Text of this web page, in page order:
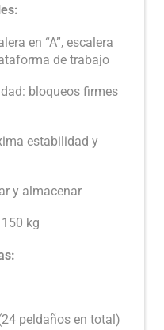
en “A”, escalera
de trabajo
bloqueos firmes
estabilidad y
y almacenar
kg
peldaños en total)